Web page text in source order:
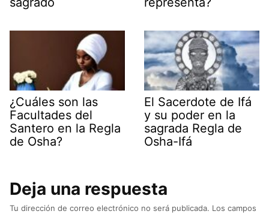
¿Cuáles son las
Facultades del
Santero en la Regla
de Osha?
El Sacerdote de Ifá
y su poder en la
sagrada Regla de
Osha-Ifá
Deja una respuesta
Tu dirección de correo electrónico no será publicada. Los campos